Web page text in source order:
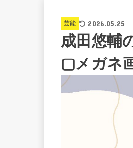
芸能 2026.05.25
成田悠輔
▢メガネ